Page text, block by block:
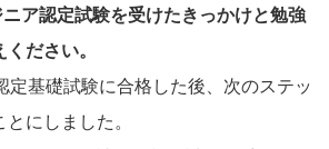
ア認定試験を受けたきっかけと勉強
ださい。
定基礎試験に合格した後、次のステッ
にしました。